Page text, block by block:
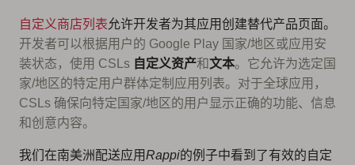
自定义商店列表允许开发者为其应用创建替代产品页面。
开发者可以根据用户的 Google Play 国家/地区或应用安
装状态，使用 CSLs 自定义资产和文本。它允许为选定国
家/地区的特定用户群体定制应用列表。对于全球应用，
CSLs 确保向特定国家/地区的用户显示正确的功能、信息
和创意内容。
我们在南美洲配送应用Rappi的例子中看到了有效的自定